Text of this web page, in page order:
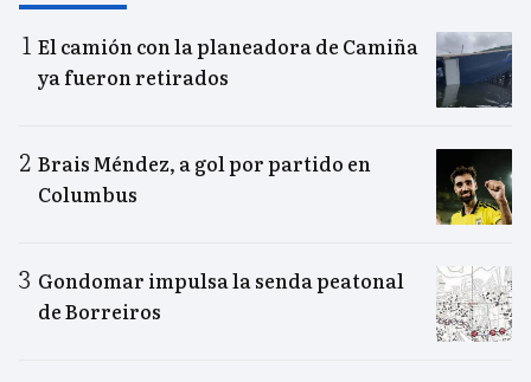
El camión con la planeadora de Camiña
ya fueron retirados
Brais Méndez, a gol por partido en
Columbus
Gondomar impulsa la senda peatonal
de Borreiros